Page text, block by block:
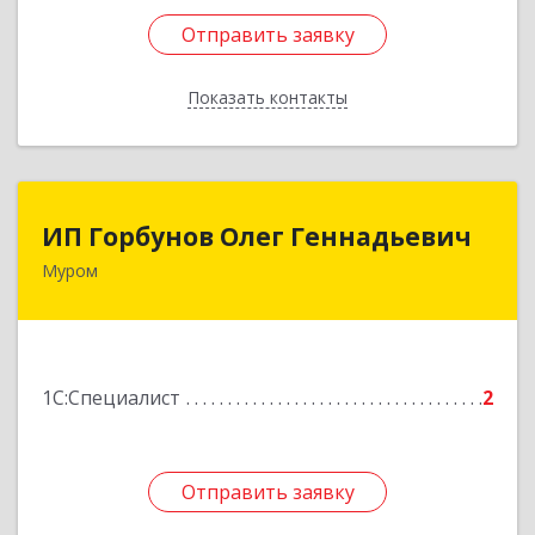
Отправить заявку
Показать контакты
Отправить заявку
Назад
ИП Горбунов Олег Геннадьевич
Муром
1С:Специалист 2
Отправить заявку
ИП Горбунов Олег Геннадьевич
602257, Владимирская обл, Муром г, Совхозная
Отправить заявку